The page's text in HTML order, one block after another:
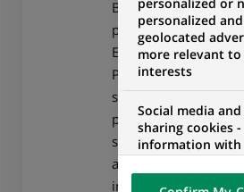
BNP Paribas est la
plan. Elle est
Europe. Le Groupe
Personal Banking &
spécialisés parmi
pour les solutions
sur les clientèles
accompagne
institutionnels) pour
personalized and
geolocated
more relevant
interests
Social media
sharing cookies
information with
networks and
visualization on